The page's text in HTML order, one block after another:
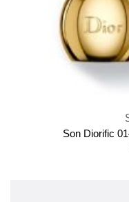
Son Diorific